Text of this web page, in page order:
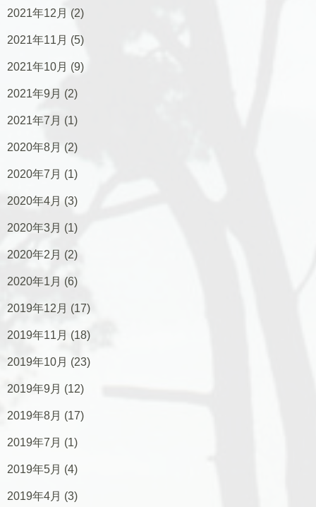
2021年12月 (2)
2021年11月 (5)
2021年10月 (9)
2021年9月 (2)
2021年7月 (1)
2020年8月 (2)
2020年7月 (1)
2020年4月 (3)
2020年3月 (1)
2020年2月 (2)
2020年1月 (6)
2019年12月 (17)
2019年11月 (18)
2019年10月 (23)
2019年9月 (12)
2019年8月 (17)
2019年7月 (1)
2019年5月 (4)
2019年4月 (3)